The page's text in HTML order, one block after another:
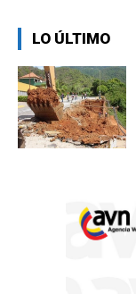
LO ÚLTIMO